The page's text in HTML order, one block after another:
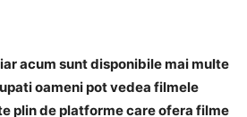
acum sunt disponibile mai multe
oameni pot vedea filmele
plin de platforme care ofera filme